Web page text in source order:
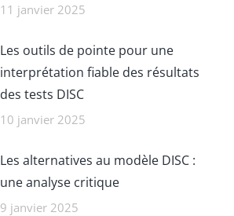
11 janvier 2025
Les outils de pointe pour une
interprétation fiable des résultats
des tests DISC
10 janvier 2025
Les alternatives au modèle DISC :
une analyse critique
9 janvier 2025